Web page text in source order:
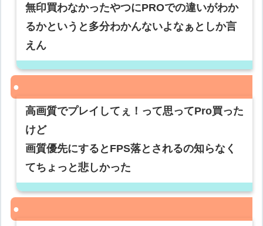
無印買わなかったやつにPROでの違いがわか
るかというと多分わかんないよなぁとしか言
えん
高画質でプレイしてぇ！って思ってPro買った
けど
画質優先にするとFPS落とされるの知らなく
てちょっと悲しかった